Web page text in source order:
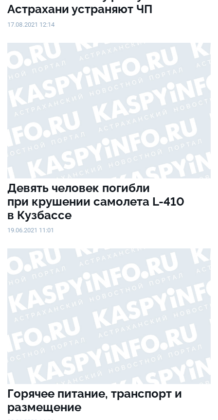
Астрахани устраняют ЧП
17.08.2021 12:14
Девять человек погибли
при крушении самолета L-410
в Кузбассе
19.06.2021 11:01
Горячее питание, транспорт и
размещение